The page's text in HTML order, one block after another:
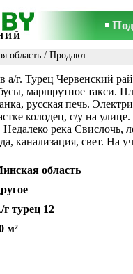
область / Продают
а/г. Турец Червенский
маршрутное такси.
русская печь.
колодец, с/у на
Недалеко река Свислочь,
канализация, свет. На
область
г турец 12
м²